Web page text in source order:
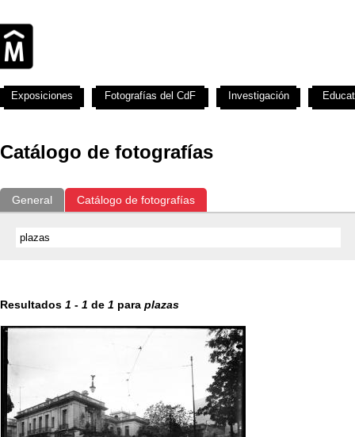
Catálogo de fotografías
General Catálogo de fotografías
Resultados 1 - 1 de 1 para plazas
Exposiciones Fotografías del CdF Investigación